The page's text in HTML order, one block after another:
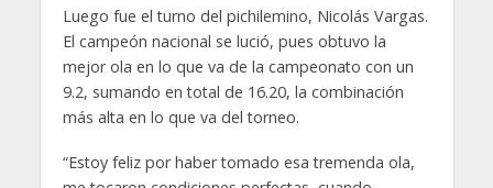
Luego fue el turno del pichilemino, Nicolás Vargas.
El campeón nacional se lució, pues obtuvo la
mejor ola en lo que va de la campeonato con un
9.2, sumando en total de 16.20, la combinación
más alta en lo que va del torneo.
“Estoy feliz por haber tomado esa tremenda ola,